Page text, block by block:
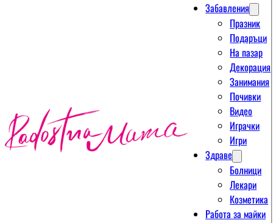
Забавления
Празник
Подаръци
На пазар
Декорация
Занимания
Почивки
Видео
Играчки
Игри
Здраве
Болници
Лекари
Козметика
Работа за майки